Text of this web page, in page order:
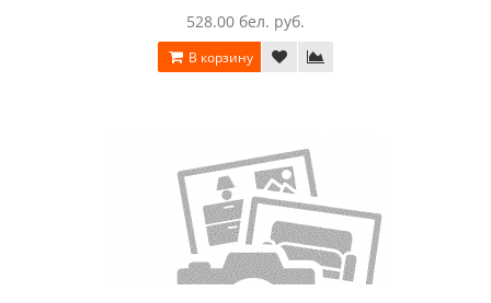
528.00 бел. руб.
В корзину